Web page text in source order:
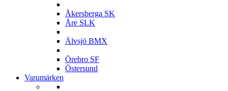
Åkersberga SK
Åre SLK
Älvsjö BMX
Örebro SF
Östersund
Varumärken